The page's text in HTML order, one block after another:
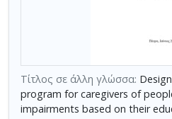
επιπλέον
κριτηρίων
αναζήτησης
Τίτλος σε άλλη γλώσσα:
program for caregivers of
impairments based on their